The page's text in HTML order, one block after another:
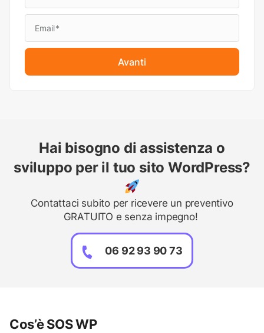
Avanti
Hai bisogno di assistenza o
sviluppo per il tuo sito WordPress?
Contattaci subito per ricevere un preventivo
GRATUITO e senza impegno!
06 92 93 90 73
Cos’è SOS WP